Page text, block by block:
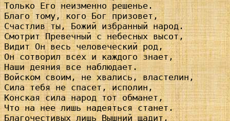
Только Его неизменно решенье.
Благо тому, кого Бог призовет,
Счастлив ты, Божий избранный народ.
Смотрит Превечный с небесных высот,
Видит Он весь человеческий род,
Он сотворил всех и каждого знает,
Наши деяния все наблюдает.
Войском своим, не хвались, властелин,
Сила тебя не спасет, исполин,
Конская сила народ тот обманет,
Что на нее лишь надеяться станет.
Благочестивых лишь Вышний щадит,